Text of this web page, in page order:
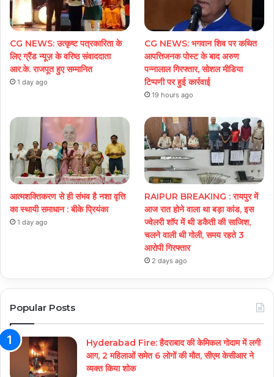
CG NEWS: उत्कृष्ट पत्रकारिता के
लिए ग्रैंड न्यूज़ के वरिष्ठ संवाददाता
आर.के. राजपूत हुए सम्मानित
1 day ago
CG NEWS: भगवान शिव पर कथित
आपत्तिजनक पोस्ट के बाद अरुण
पन्नालाल गिरफ्तार, सोशल मीडिया
टिप्पणी पर हुई कार्रवाई
19 hours ago
आत्मशक्तिकरण से ही संभव है नशा वृत्ति
का स्थायी समाधान : बीके प्रियंका
1 day ago
RAIPUR BREAKING : रायपुर में
आज रात होने वाला था बड़ा कांड, इस
ज्वेलरी शॉप में थी डकैती की साजिश,
चलने वाली थी गोली, समय रहते 3
आरोपी गिरफ्तार
2 days ago
Popular Posts
Hyderabad Fire: हैदराबाद की केमिकल गोदाम में लगी
आग, 2 महिलाओं समेत 6 लोगों की मौत, सीएम केसीआर ने
व्यक्त किया शोक